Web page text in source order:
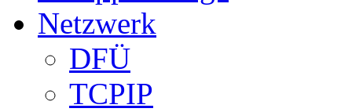
Netzwerk
DFÜ
TCPIP